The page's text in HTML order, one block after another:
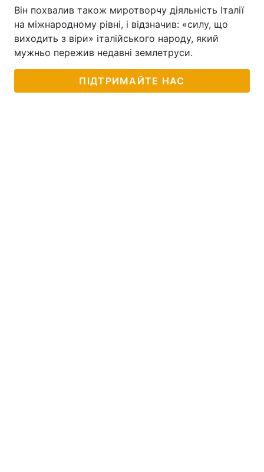
Він похвалив також миротворчу діяльність Італії
на міжнародному рівні, і відзначив: «силу, що
виходить з віри» італійського народу, який
мужньо пережив недавні землетруси.
ПІДТРИМАЙТЕ НАС